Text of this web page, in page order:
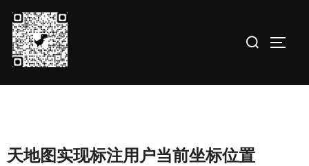
Skip
content
for:
天地图实现标注用户当前坐标位置